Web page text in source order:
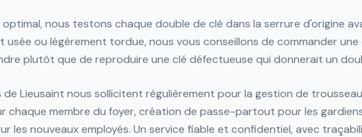
nous testons chaque double de clé dans la serrure d'origine
usée ou légèrement tordue, nous vous conseillons de commander
plutôt que de reproduire une clé défectueuse qui donnerait un
Lieusaint nous sollicitent régulièrement pour la gestion de
chaque membre du foyer, création de passe-partout pour les
les nouveaux employés. Un service fiable et confidentiel, avec